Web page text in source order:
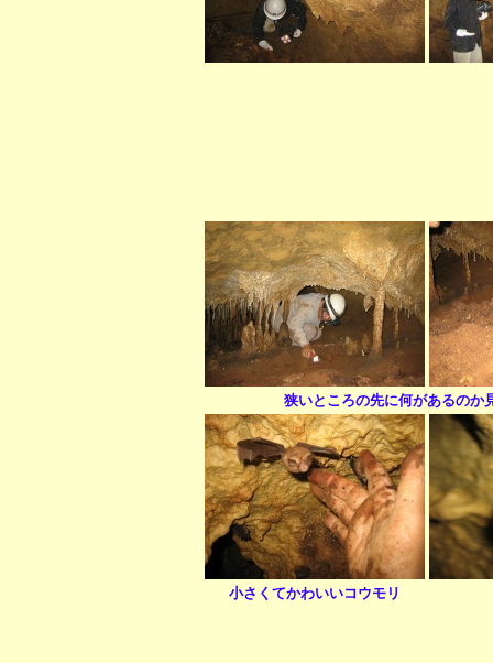
狭いところの先に何があるのか
小さくてかわいいコウモリ